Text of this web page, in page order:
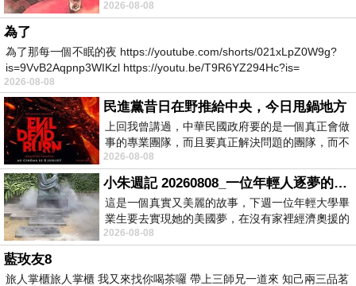
停止衰老、痛覺消失…堪
2026-08-08
為了
為了那每一個不眠的夜 https://youtube.com/shorts/021xLpZ0W9g?
is=9VvB2Aqpnp3WIKzl https://youtu.be/T9R6YZ294Hc?is=
2026-08-08
民進黨昔日在野推給中央，今日甩鍋地方
上回我曾講過，中華民國政府要的是一個真正會做
事的專業團隊，而且要真正解決問題的團隊，而不
是只會到處甩鍋的雙標團隊，最近民進黨
2026-08-08
小朱週記 20260808_一位年輕人逐夢的真實故事
這是一個真實又美麗的故事，下週一位年輕大學畢
業生要去實現她的美國夢，在沒有家裡經濟奧援的
情況下，靠著自我努力工作累積出國基
2026-08-08
藍玫友8
旅人掌櫃旅人掌櫃 我又來找你喝茶囉 帶上三師兄一道來 知己兩三品茗